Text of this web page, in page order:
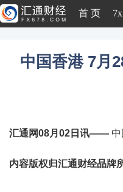
首 页
中国香港 7月
汇通网08月02日讯——
内容版权归汇通财经品牌